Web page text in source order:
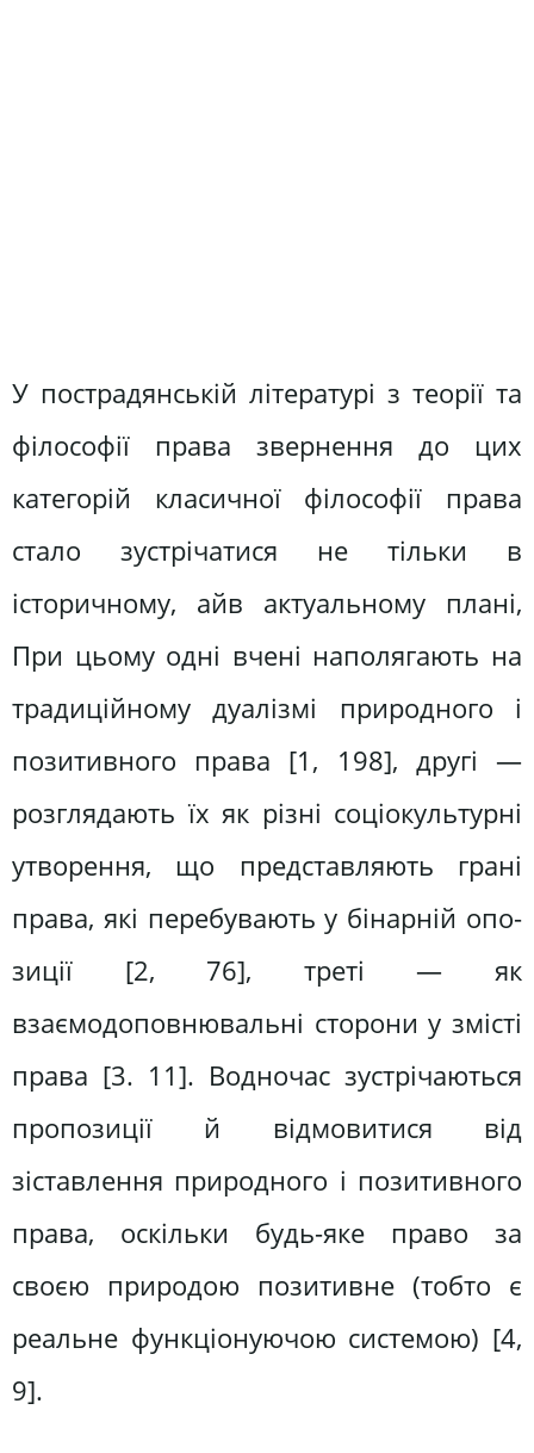
У пострадянській літературі з тео­рії та
філософії права звернення до цих
категорій класичної філософії права
стало зустрічатися не тільки в
історичному, айв актуальному плані,
При цьому одні вчені наполягають на
традиційному дуалізмі природного і
позитивного права [1, 198], другі —
розглядають їх як різні соціокультурні
утворення, що представляють грані
права, які перебувають у бінарній опо­
зиції [2, 76], треті — як
взаємодоповнювальні сторони у змісті
права [3. 11]. Водночас зустрічаються
пропо­зиції й відмовитися від
зіставлення природного і позитивного
права, оскільки будь-яке право за
своєю при­родою позитивне (тобто є
реальне функціонуючою системою) [4,
9].